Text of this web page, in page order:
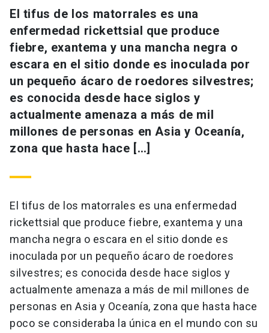
El tifus de los matorrales es una
enfermedad rickettsial que produce
fiebre, exantema y una mancha negra o
escara en el sitio donde es inoculada por
un pequeño ácaro de roedores silvestres;
es conocida desde hace siglos y
actualmente amenaza a más de mil
millones de personas en Asia y Oceanía,
zona que hasta hace […]
El tifus de los matorrales es una enfermedad
rickettsial que produce fiebre, exantema y una
mancha negra o escara en el sitio donde es
inoculada por un pequeño ácaro de roedores
silvestres; es conocida desde hace siglos y
actualmente amenaza a más de mil millones de
personas en Asia y Oceanía, zona que hasta hace
poco se consideraba la única en el mundo con su